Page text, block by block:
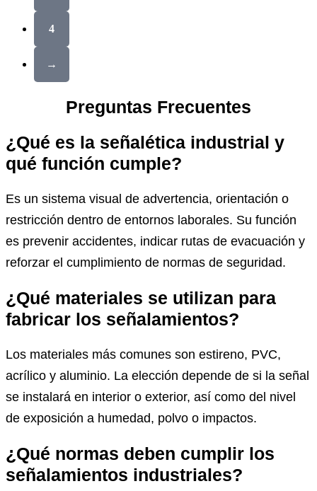
4
→
Preguntas Frecuentes
¿Qué es la señalética industrial y
qué función cumple?
Es un sistema visual de advertencia, orientación o
restricción dentro de entornos laborales. Su función
es prevenir accidentes, indicar rutas de evacuación y
reforzar el cumplimiento de normas de seguridad.
¿Qué materiales se utilizan para
fabricar los señalamientos?
Los materiales más comunes son estireno, PVC,
acrílico y aluminio. La elección depende de si la señal
se instalará en interior o exterior, así como del nivel
de exposición a humedad, polvo o impactos.
¿Qué normas deben cumplir los
señalamientos industriales?